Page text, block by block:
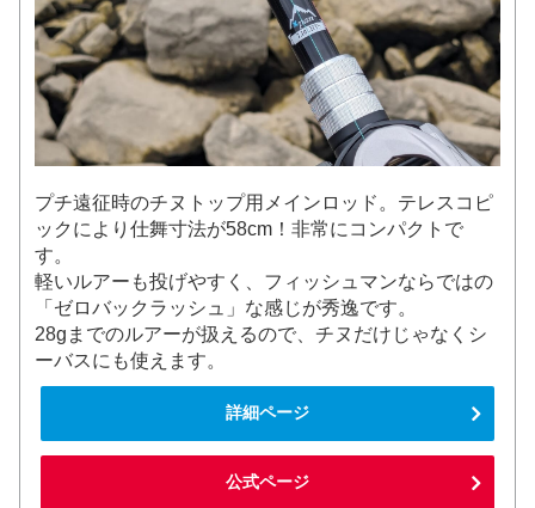
プチ遠征時のチヌトップ用メインロッド。テレスコピ
ックにより仕舞寸法が58cm！非常にコンパクトで
す。
軽いルアーも投げやすく、フィッシュマンならではの
「ゼロバックラッシュ」な感じが秀逸です。
28gまでのルアーが扱えるので、チヌだけじゃなくシ
ーバスにも使えます。
詳細ページ
公式ページ